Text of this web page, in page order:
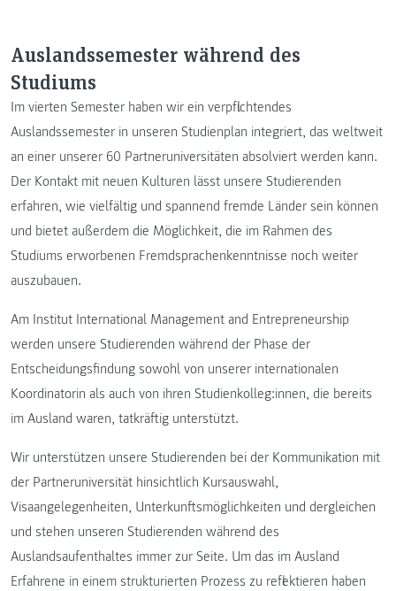
Auslandssemester während des
Studiums
Im vierten Semester haben wir ein verpflichtendes
Auslandssemester in unseren Studienplan integriert, das weltweit
an einer unserer 60 Partneruniversitäten absolviert werden kann.
Der Kontakt mit neuen Kulturen lässt unsere Studierenden
erfahren, wie vielfältig und spannend fremde Länder sein können
und bietet außerdem die Möglichkeit, die im Rahmen des
Studiums erworbenen Fremdsprachenkenntnisse noch weiter
auszubauen.
Am Institut International Management and Entrepreneurship
werden unsere Studierenden während der Phase der
Entscheidungsfindung sowohl von unserer internationalen
Koordinatorin als auch von ihren Studienkolleg:innen, die bereits
im Ausland waren, tatkräftig unterstützt.
Wir unterstützen unsere Studierenden bei der Kommunikation mit
der Partneruniversität hinsichtlich Kursauswahl,
Visaangelegenheiten, Unterkunftsmöglichkeiten und dergleichen
und stehen unseren Studierenden während des
Auslandsaufenthaltes immer zur Seite. Um das im Ausland
Erfahrene in einem strukturierten Prozess zu reflektieren haben